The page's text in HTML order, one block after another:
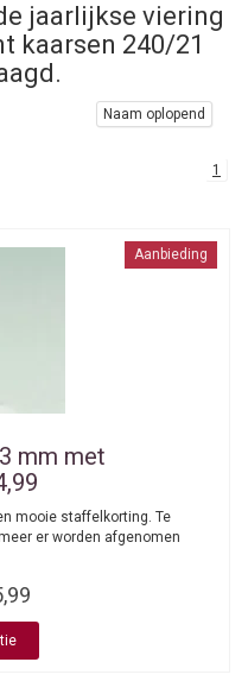
jaarlijkse viering
kaarsen 240/21
Naam oplopend
1
Aanbieding
mm met
mooie staffelkorting. Te
er worden afgenomen